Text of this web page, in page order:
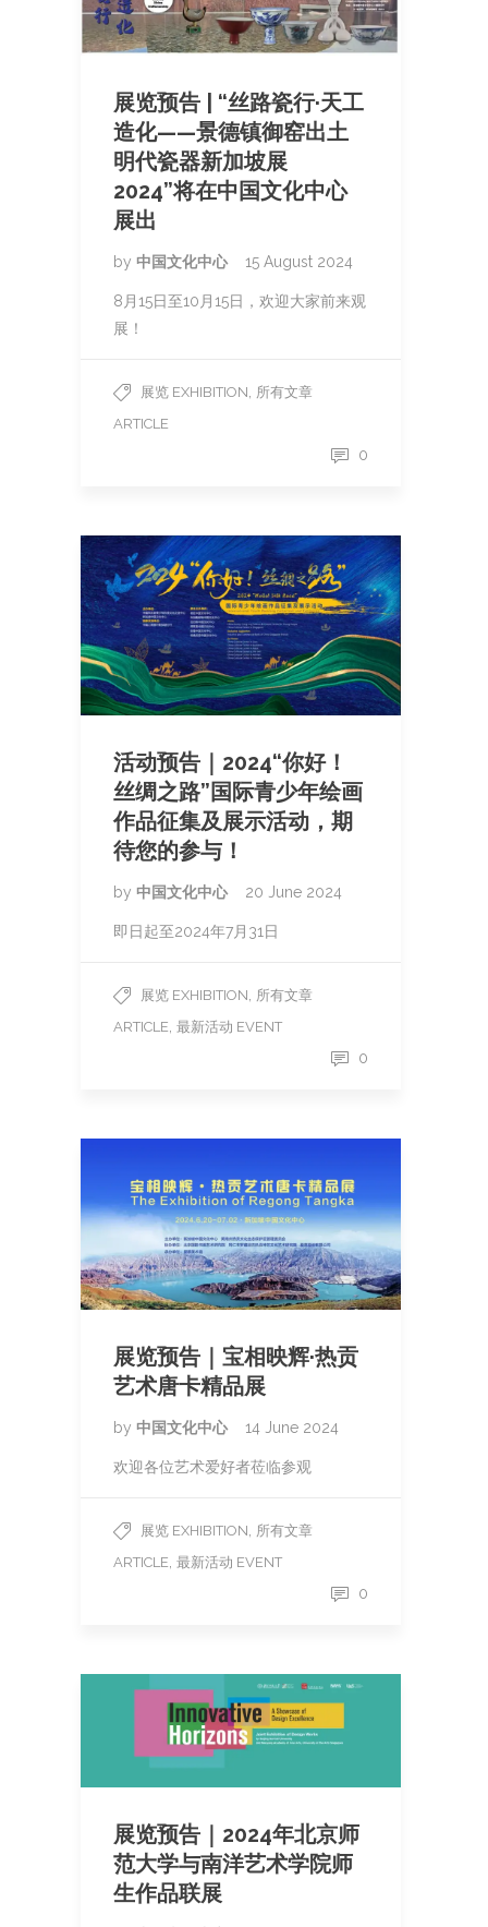
展览预告 | “丝路瓷行·天工
造化——景德镇御窑出土
明代瓷器新加坡展
2024”将在中国文化中心
展出
by 中国文化中心 15 August 2024
8月15日至10月15日，欢迎大家前来观
展！
展览 EXHIBITION 所有文章
ARTICLE
0
活动预告｜2024“你好！
丝绸之路”国际青少年绘画
作品征集及展示活动，期
待您的参与！
by 中国文化中心 20 June 2024
即日起至2024年7月31日
展览 EXHIBITION, 所有文章
ARTICLE, 最新活动 EVENT
0
展览预告｜宝相映辉·热贡
艺术唐卡精品展
by 中国文化中心 14 June 2024
欢迎各位艺术爱好者莅临参观
展览 EXHIBITION, 所有文章
ARTICLE, 最新活动 EVENT
0
展览预告｜2024年北京师
范大学与南洋艺术学院师
生作品联展